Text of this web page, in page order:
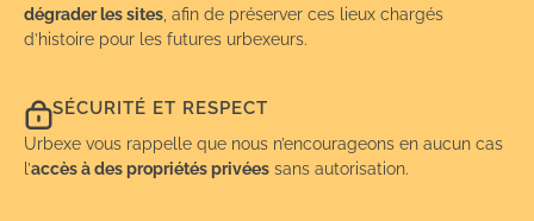
dégrader les sites , afin de préserver ces lieux chargés
d’histoire pour les futures urbexeurs.
SÉCURITÉ ET RESPECT
Urbexe vous rappelle que nous n’encourageons en aucun cas
l’accès à des propriétés privées sans autorisation.